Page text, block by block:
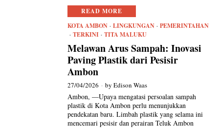
READ MORE
KOTA AMBON · LINGKUNGAN · PEMERINTAHAN
· TERKINI · TITA MALUKU
Melawan Arus Sampah: Inovasi
Paving Plastik dari Pesisir
Ambon
27/04/2026 byEdison Waas
Ambon, —Upaya mengatasi persoalan sampah
plastik di Kota Ambon perlu menunjukkan
pendekatan baru. Limbah plastik yang selama ini
mencemari pesisir dan perairan Teluk Ambon